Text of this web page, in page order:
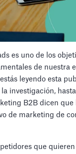
es uno de los
de nuestra
leyendo esta
investigación,
B2B dicen que
de marketing de
que